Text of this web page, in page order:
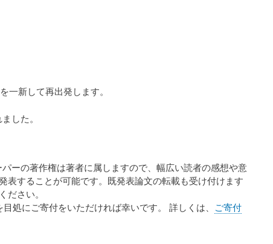
一新して再出発します。
した。
ーの著作権は著者に属しますので、幅広い読者の感想や意
表することが可能です。既発表論文の転載も受け付けます
さい。
処にご寄付をいただければ幸いです。 詳しくは、
ご寄付